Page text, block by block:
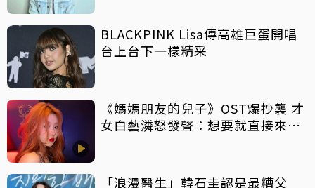
BLACKPINK Lisa傳高雄巨蛋開唱
台上台下一樣精采
《媽媽朋友的兒子》OST爆抄襲 才
女白藝潾怒發聲：想要就直接來找
「浪漫醫生」韓石圭認是最糟父